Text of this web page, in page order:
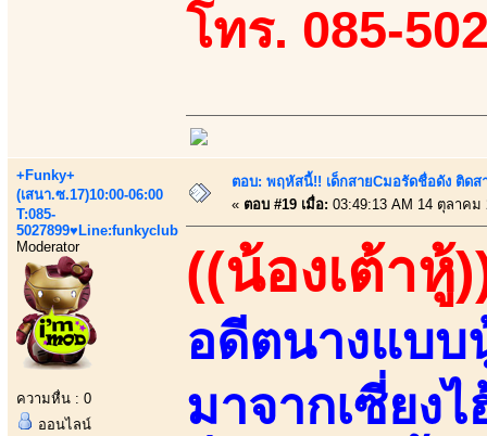
โทร. 085-
+Funky+
(เสนา.ซ.17)10:00-06:00
T:085-
5027899♥Line:funkyclub
Moderator
ความหื่น : 0
ออนไลน์
ตอบ: พฤหัสนี้!! เด็กสายCมอรัดชื่อดัง ติดส
« ตอบ #19 เมื่อ: 03:49:13 AM 14 ตุลาคม
((น้องเต้าหู้
อดีตนางแบบ
มาจากเซี่ยง